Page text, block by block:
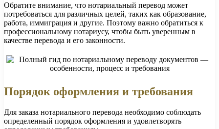
Обратите внимание, что нотариальный перевод может
потребоваться для различных целей, таких как образование,
работа, иммиграция и другие. Поэтому важно обратиться к
профессиональному нотариусу, чтобы быть уверенным в
качестве перевода и его законности.
Порядок оформления и требования
Для заказа нотариального перевода необходимо соблюдать
определенный порядок оформления и удовлетворять